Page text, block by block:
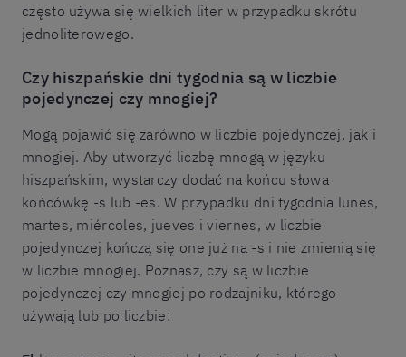
często używa się wielkich liter w przypadku skrótu
jednoliterowego.
Czy hiszpańskie dni tygodnia są w liczbie
pojedynczej czy mnogiej?
Mogą pojawić się zarówno w liczbie pojedynczej, jak i
mnogiej. Aby utworzyć liczbę mnogą w języku
hiszpańskim, wystarczy dodać na końcu słowa
końcówkę -s lub -es. W przypadku dni tygodnia lunes,
martes, miércoles, jueves i viernes, w liczbie
pojedynczej kończą się one już na -s i nie zmienią się
w liczbie mnogiej. Poznasz, czy są w liczbie
pojedynczej czy mnogiej po rodzajniku, którego
używają lub po liczbie: